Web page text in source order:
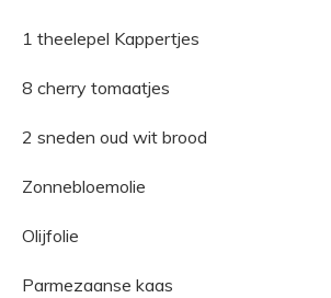
1 theelepel Kappertjes
8 cherry tomaatjes
2 sneden oud wit brood
Zonnebloemolie
Olijfolie
Parmezaanse kaas